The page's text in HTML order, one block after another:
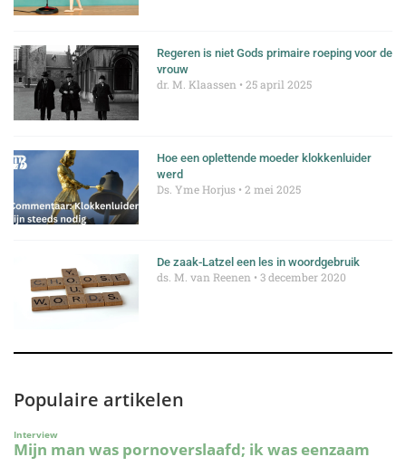
Regeren is niet Gods primaire roeping voor de
vrouw
dr. M. Klaassen 25 april 2025
Hoe een oplettende moeder klokkenluider
werd
Ds. Yme Horjus 2 mei 2025
De zaak-Latzel een les in woordgebruik
ds. M. van Reenen 3 december 2020
Populaire artikelen